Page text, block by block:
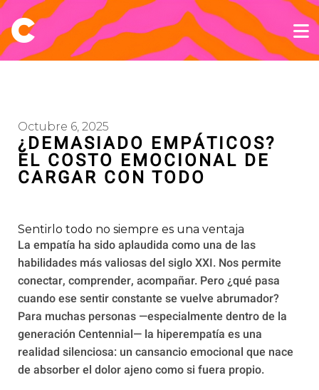
Octubre 6, 2025
¿DEMASIADO EMPÁTICOS?
EL COSTO EMOCIONAL DE
CARGAR CON TODO
Sentirlo todo no siempre es una ventaja
La empatía ha sido aplaudida como una de las
habilidades más valiosas del siglo XXI. Nos permite
conectar, comprender, acompañar. Pero ¿qué pasa
cuando ese sentir constante se vuelve abrumador?
Para muchas personas —especialmente dentro de la
generación Centennial— la hiperempatía es una
realidad silenciosa: un cansancio emocional que nace
de absorber el dolor ajeno como si fuera propio.